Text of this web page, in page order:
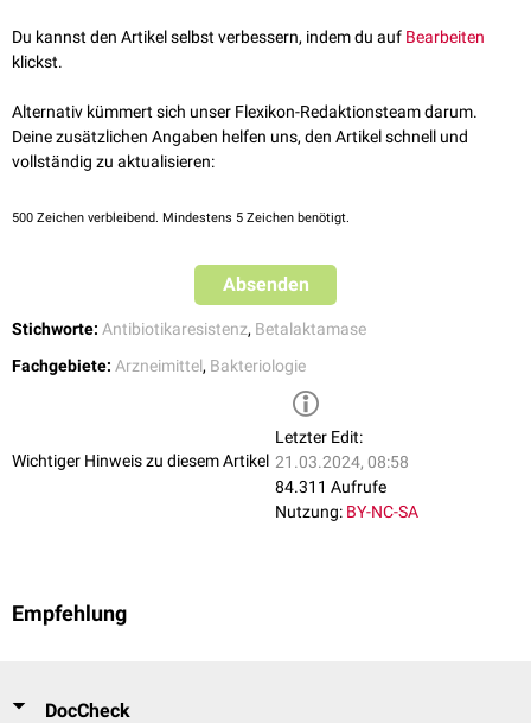
Beta-Laktam-Antibiotika
verursacht. Auch Clavulansäure enthält einen
Beta-Laktam
Aktivität eines gleichzeitig verabreichten Beta-Laktam-Antibiotikums
wieder her bzw. erweitert sein Wirkspektrumgegen eigentlichresistente
Keime. Allerdings können bestimmte Bakterien auch gegen die
Du kannst den Artikel selbst verbessern, indem du auf Bearbeiten
klickst.
Alternativ kümmert sich unser Flexikon-Redaktionsteam darum.
Deine zusätzlichen Angaben helfen uns, den Artikel schnell und
vollständig zu aktualisieren:
500 Zeichen verbleibend. Mindestens 5 Zeichen benötigt.
Absenden
Stichworte: Antibiotikaresistenz, Betalaktamase
Fachgebiete: Arzneimittel, Bakteriologie
Wichtiger Hinweis zu diesem Artikel
Letzter Edit:
21.03.2024, 08:58
84.311 Aufrufe
Nutzung: BY-NC-SA
Empfehlung
DocCheck